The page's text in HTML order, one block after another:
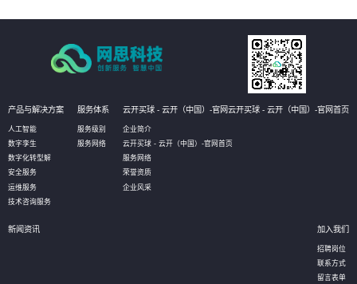
产品与解决方案
人工智能
数字孪生
数字化转型解
安全服务
运维服务
技术咨询服务
服务体系
服务级别
服务网络
云开买球 - 云开（中国）-官网云开买球 - 云开（中国）-官网首页
企业简介
云开买球 - 云开（中国）-官网首页
服务网络
荣誉资质
企业风采
新闻资讯 加入我们
招聘岗位
联系方式
留言表单